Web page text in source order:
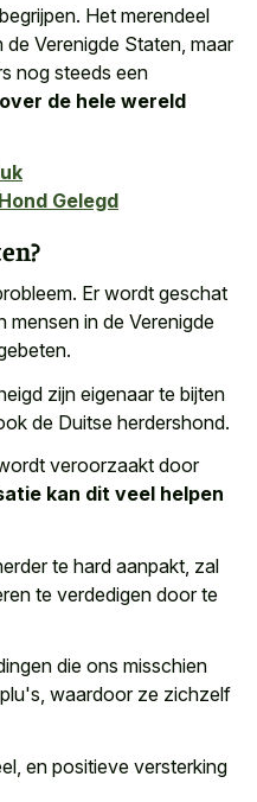
Het merendeel
Verenigde Staten, maar
nog steeds een
de hele wereld
Gelegd
Er wordt geschat
mensen in de Verenigde
zijn eigenaar te bijten
de Duitse herdershond.
veroorzaakt door
kan dit veel helpen
te hard aanpakt, zal
te verdedigen door te
die ons misschien
waardoor ze zichzelf
en positieve versterking